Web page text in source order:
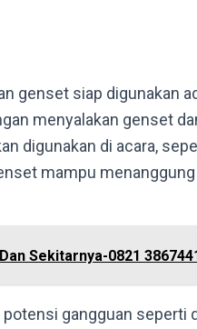
genset siap digunakan
menyalakan genset
digunakan di acara,
mampu
Sekitarnya-0821
gangguan seperti